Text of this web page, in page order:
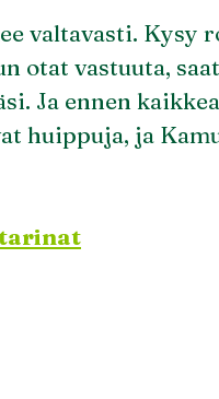
valtavasti. Kysy
otat vastuuta,
Ja ennen
huippuja, ja